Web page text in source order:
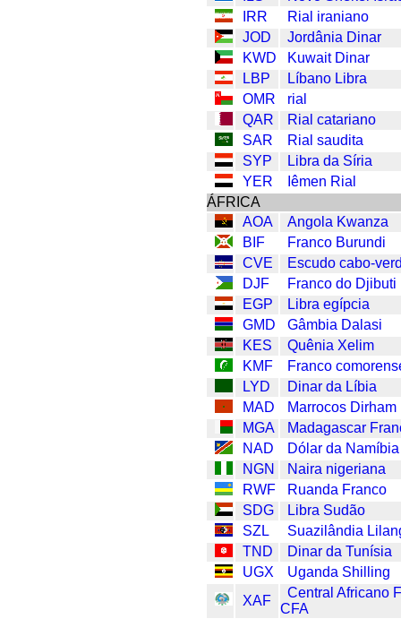
IRR
Rial iraniano
JOD
Jordânia Dinar
KWD
Kuwait Dinar
LBP
Líbano Libra
OMR
rial
QAR
Rial catariano
SAR
Rial saudita
SYP
Libra da Síria
YER
Iêmen Rial
ÁFRICA
AOA
Angola Kwanza
BIF
Franco Burundi
CVE
Escudo cabo-
DJF
Franco do Djibuti
EGP
Libra egípcia
GMD
Gâmbia Dalasi
KES
Quênia Xelim
KMF
Franco
LYD
Dinar da Líbia
MAD
Marrocos Dirham
MGA
Madagascar
NAD
Dólar da Namíbia
NGN
Naira nigeriana
RWF
Ruanda Franco
SDG
Libra Sudão
SZL
Suazilândia
TND
Dinar da Tunísia
UGX
Uganda Shilling
XAF
Central Africano
CFA